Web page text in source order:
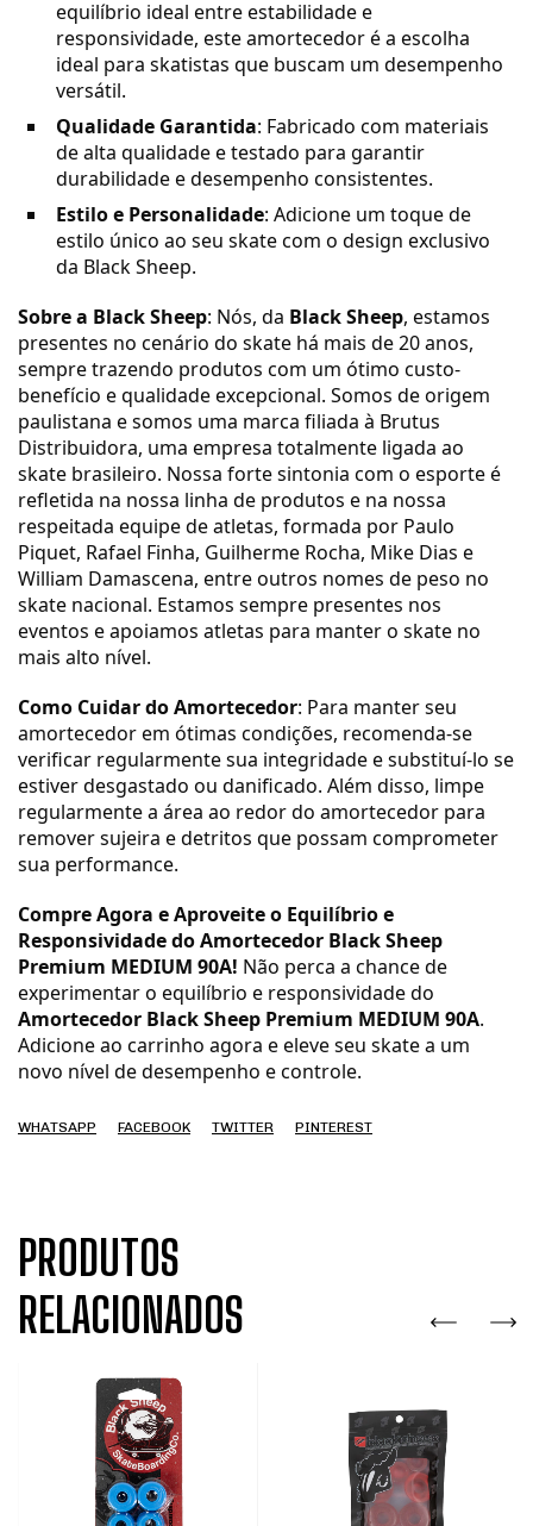
equilíbrio ideal entre estabilidade e
responsividade, este amortecedor é a escolha
ideal para skatistas que buscam um desempenho
versátil.
Qualidade Garantida: Fabricado com materiais
de alta qualidade e testado para garantir
durabilidade e desempenho consistentes.
Estilo e Personalidade: Adicione um toque de
estilo único ao seu skate com o design exclusivo
da Black Sheep.
Sobre a Black Sheep: Nós, da Black Sheep, estamos
presentes no cenário do skate há mais de 20 anos,
sempre trazendo produtos com um ótimo custo-
benefício e qualidade excepcional. Somos de origem
paulistana e somos uma marca filiada à Brutus
Distribuidora, uma empresa totalmente ligada ao
skate brasileiro. Nossa forte sintonia com o esporte é
refletida na nossa linha de produtos e na nossa
respeitada equipe de atletas, formada por Paulo
Piquet, Rafael Finha, Guilherme Rocha, Mike Dias e
William Damascena, entre outros nomes de peso no
skate nacional. Estamos sempre presentes nos
eventos e apoiamos atletas para manter o skate no
mais alto nível.
Como Cuidar do Amortecedor: Para manter seu
amortecedor em ótimas condições, recomenda-se
verificar regularmente sua integridade e substituí-lo se
estiver desgastado ou danificado. Além disso, limpe
regularmente a área ao redor do amortecedor para
remover sujeira e detritos que possam comprometer
sua performance.
Compre Agora e Aproveite o Equilíbrio e
Responsividade do Amortecedor Black Sheep
Premium MEDIUM 90A! Não perca a chance de
experimentar o equilíbrio e responsividade do
Amortecedor Black Sheep Premium MEDIUM 90A.
Adicione ao carrinho agora e eleve seu skate a um
novo nível de desempenho e controle.
WHATSAPP FACEBOOK TWITTER PINTEREST
PRODUTOS
RELACIONADOS